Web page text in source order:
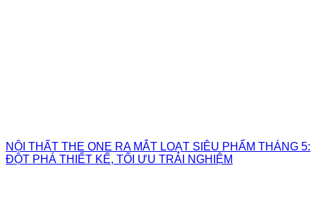
NỘI THẤT THE ONE RA MẮT LOẠT SIÊU PHẨM THÁNG 5:
ĐỘT PHÁ THIẾT KẾ, TỐI ƯU TRẢI NGHIỆM